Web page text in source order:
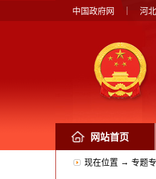
中国政府网 河
网站首页
现在位置 → 专题